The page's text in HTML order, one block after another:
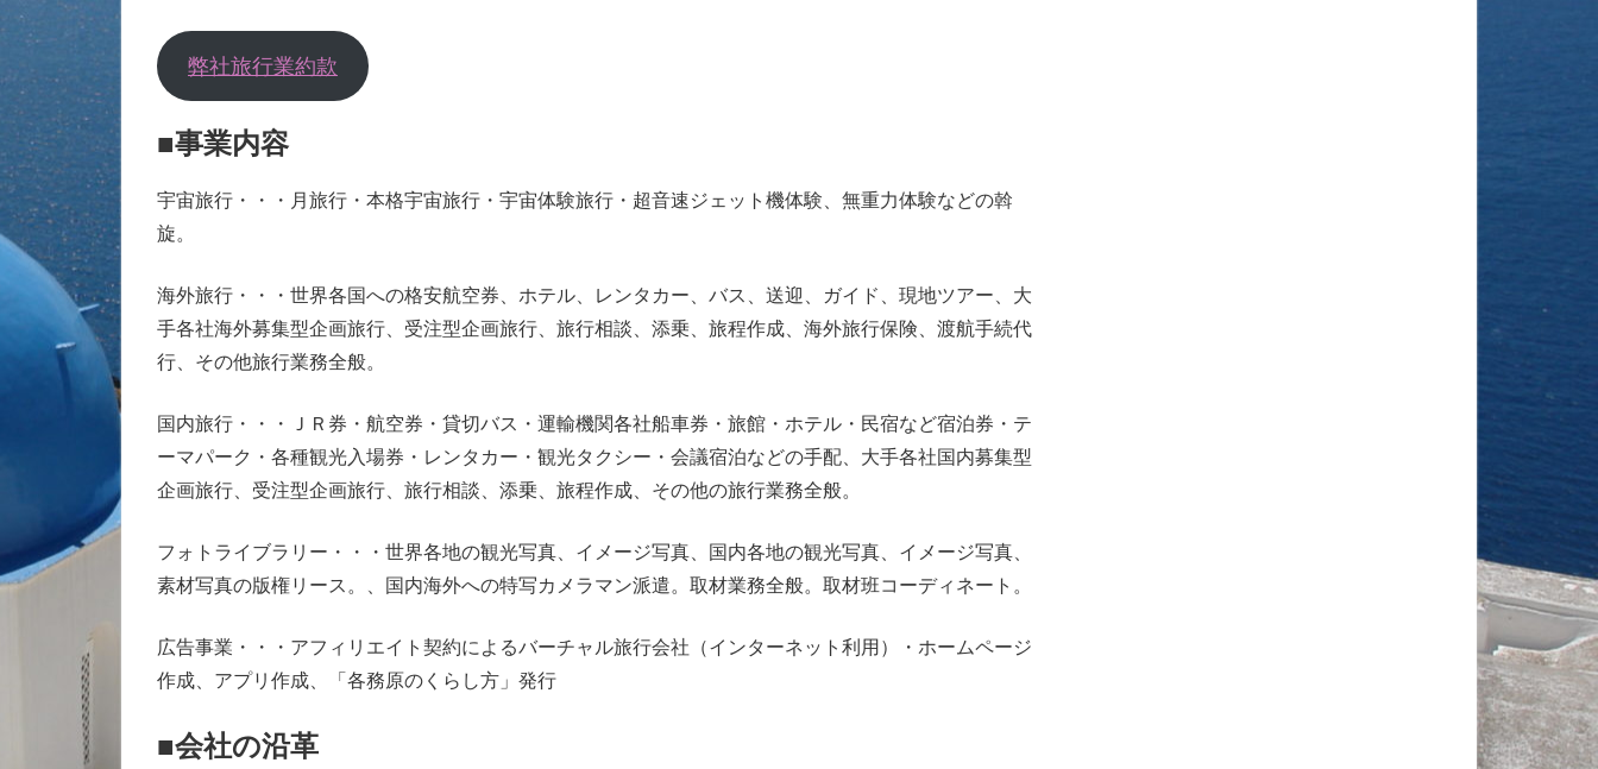
弊社旅行業約款
■事業内容
宇宙旅行・・・月旅行・本格宇宙旅行・宇宙体験旅行・超音速ジェット機体験、無重力体験などの斡
旋。
海外旅行・・・世界各国への格安航空券、ホテル、レンタカー、バス、送迎、ガイド、現地ツアー、大
手各社海外募集型企画旅行、受注型企画旅行、旅行相談、添乗、旅程作成、海外旅行保険、渡航手続代
行、その他旅行業務全般。
国内旅行・・・ＪＲ券・航空券・貸切バス・運輸機関各社船車券・旅館・ホテル・民宿など宿泊券・テ
ーマパーク・各種観光入場券・レンタカー・観光タクシー・会議宿泊などの手配、大手各社国内募集型
企画旅行、受注型企画旅行、旅行相談、添乗、旅程作成、その他の旅行業務全般。
フォトライブラリー・・・世界各地の観光写真、イメージ写真、国内各地の観光写真、イメージ写真、
素材写真の版権リース。、国内海外への特写カメラマン派遣。取材業務全般。取材班コーディネート。
広告事業・・・アフィリエイト契約によるバーチャル旅行会社（インターネット利用）・ホームページ
作成、アプリ作成、「各務原のくらし方」発行
■会社の沿革